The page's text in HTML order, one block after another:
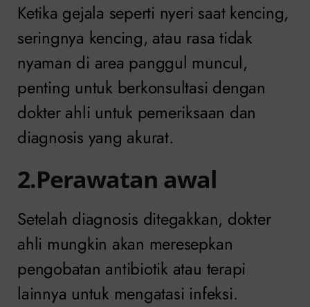
Ketika gejala seperti nyeri saat kencing,
seringnya kencing, atau rasa tidak
nyaman di area panggul muncul,
penting untuk berkonsultasi dengan
dokter ahli untuk pemeriksaan dan
diagnosis yang akurat.
2.Perawatan awal
Setelah diagnosis ditegakkan, dokter
ahli mungkin akan meresepkan
pengobatan antibiotik atau terapi
lainnya untuk mengatasi infeksi.